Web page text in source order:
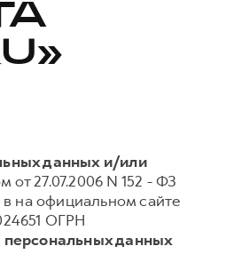
данных и/или
27.07.2006 N 152 - ФЗ
на официальном сайте
ОГРН
данных